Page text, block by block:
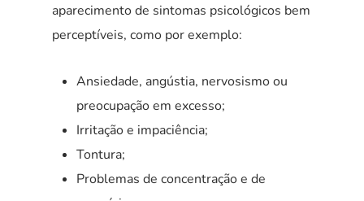
aparecimento de sintomas psicológicos bem
perceptíveis, como por exemplo:
Ansiedade, angústia, nervosismo ou
preocupação em excesso;
Irritação e impaciência;
Tontura;
Problemas de concentração e de